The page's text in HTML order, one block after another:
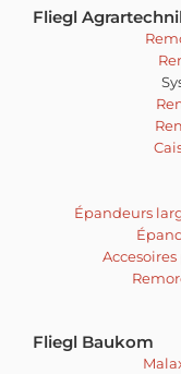
Fliegl
Épandeurs
Fliegl Baukom